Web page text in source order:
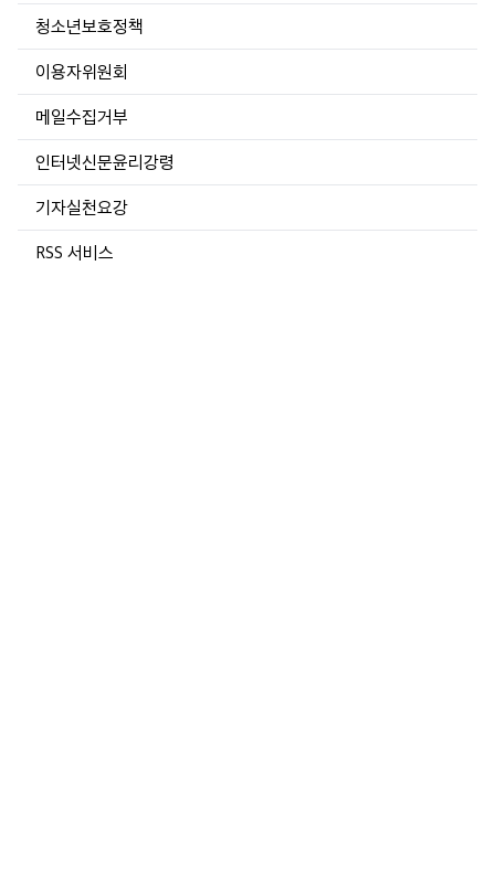
청소년보호정책
이용자위원회
메일수집거부
인터넷신문윤리강령
기자실천요강
RSS 서비스